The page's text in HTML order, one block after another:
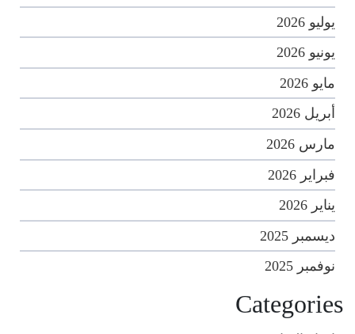
يوليو 2026
يونيو 2026
مايو 2026
أبريل 2026
مارس 2026
فبراير 2026
يناير 2026
ديسمبر 2025
نوفمبر 2025
Categories